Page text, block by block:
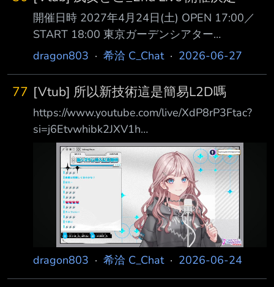
開催日時 2027年4月24日(土) OPEN 17:00／
START 18:00 東京ガーデンシアター
https://pbs.twimg.com/media/HL0MlXya8AAYK
的 這次東西頗多
https://pbs.twimg.com/media/HL0MK7saoAAlp
CK?format=jpg&name=large
https://pbs.twimg.com/media/HL0MK7obYAAa
Tcg?format=jp
dragon803 · 希洽 C_Chat· 2026-06-27
77 [Vtub] 所以新技術這是簡易L2D嗎
https://www.youtube.com/live/XdP8rP3Ftac?
si=j6Etvwhibk2JXV1h
https://i.mopix.cc/HiwNKD.jpg
https://i.mopix.cc/AwHUte.jpg 嗯.....看了10幾分
鐘 好像就是圖片從幾乎不會動到眼睛可以眨
眼， 還有嘴巴的口型可以讓他不停的動，但好
像是一個固定循環 就是他講話的過程好像就是
一個口型動作循環重複跑這樣，沒說話就是嘴巴
閉起來的樣子 .....嗯，好啦，以練習生來說算小
升級 但整體還是很卡，不知道
dragon803 · 希洽 C_Chat· 2026-06-24